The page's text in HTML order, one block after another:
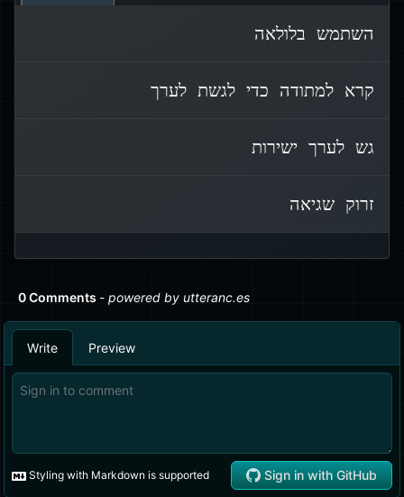
השתמש בלולאה
קרא למתודה כדי לגשת לערך
גש לערך ישירות
זרוק שגיאה
לנכס רגיל. אין צורך לקרוא לו כמו פונקציה.